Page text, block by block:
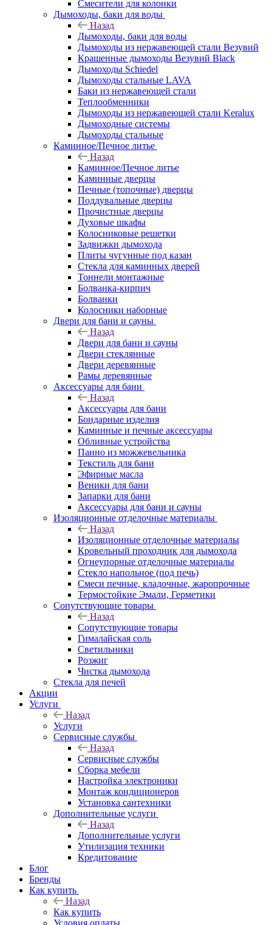
Смесители для колонки
Дымоходы, баки для воды
Назад
Дымоходы, баки для воды
Дымоходы из нержавеющей стали Везувий
Крашенные дымоходы Везувий Black
Дымоходы Schiedel
Дымоходы стальные LAVA
Баки из нержавеющей стали
Теплообменники
Дымоходы из нержавеющей стали Keralux
Дымоходные системы
Дымоходы стальные
Каминное/Печное литье
Назад
Каминное/Печное литье
Каминные дверцы
Печные (топочные) дверцы
Поддувальные дверцы
Прочистные дверцы
Духовые шкафы
Колосниковые решетки
Задвижки дымохода
Плиты чугунные под казан
Стекла для каминных дверей
Тоннели монтажные
Болванка-кирпич
Болванки
Колосники наборные
Двери для бани и сауны
Назад
Двери для бани и сауны
Двери стеклянные
Двери деревянные
Рамы деревянные
Аксессуары для бани
Назад
Аксессуары для бани
Бондарные изделия
Каминные и печные аксессуары
Обливные устройства
Панно из можжевельника
Текстиль для бани
Эфирные масла
Веники для бани
Запарки для бани
Аксессуары для бани и сауны
Изоляционные отделочные материалы
Назад
Изоляционные отделочные материалы
Кровельный проходник для дымохода
Огнеупорные отделочные материалы
Стекло напольное (под печь)
Смеси печные, кладочные, жаропрочные
Термостойкие Эмали, Герметики
Сопутствующие товары
Назад
Сопутствующие товары
Гималайская соль
Светильники
Розжиг
Чистка дымохода
Стекла для печей
Акции
Услуги
Назад
Услуги
Сервисные службы
Назад
Сервисные службы
Сборка мебели
Настройка электроники
Монтаж кондиционеров
Установка сантехники
Дополнительные услуги
Назад
Дополнительные услуги
Утилизация техники
Кредитование
Блог
Бренды
Как купить
Назад
Как купить
Условия оплаты